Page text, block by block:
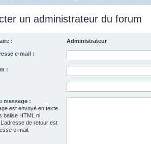
un administrateur du forum
: Administrateur
e-mail :
:
message :
est envoyé en texte
balise HTML ni
de retour est
e-mail.